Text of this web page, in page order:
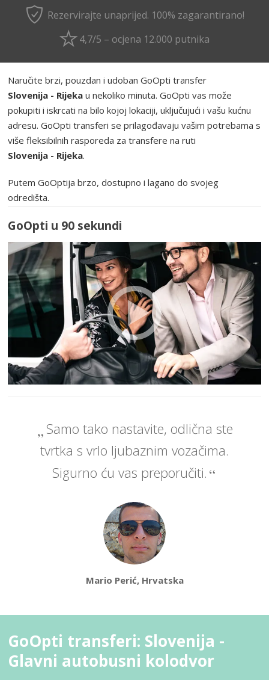
Rezervirajte unaprijed. 100% zagarantirano!
4,7/5 – ocjena 12.000 putnika
Naručite brzi, pouzdan i udoban GoOpti transfer
Slovenija - Rijeka u nekoliko minuta. GoOpti vas može
pokupiti i iskrcati na bilo kojoj lokaciji, uključujući i vašu kućnu
adresu. GoOpti transferi se prilagođavaju vašim potrebama s
više fleksibilnih rasporeda za transfere na ruti
Slovenija - Rijeka.
Putem GoOptija brzo, dostupno i lagano do svojeg
odredišta.
GoOpti u 90 sekundi
Samo tako nastavite, odlična ste
tvrtka s vrlo ljubaznim vozačima.
Sigurno ću vas preporučiti.
Mario Perić, Hrvatska
GoOpti transferi: Slovenija -
Glavni autobusni kolodvor